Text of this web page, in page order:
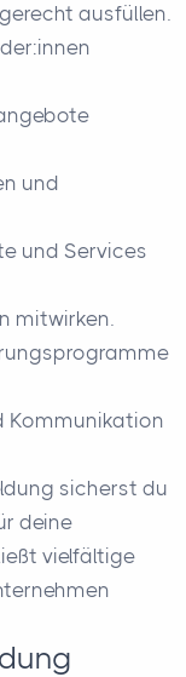
ausfüllen.
und
und Services
mitwirken.
Kommunikation
sicherst du
deine
vielfältige